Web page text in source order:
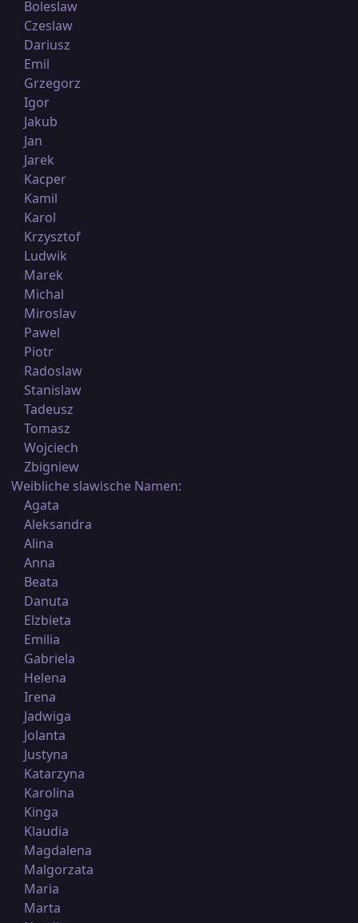
Boleslaw
Czeslaw
Dariusz
Emil
Grzegorz
Igor
Jakub
Jan
Jarek
Kacper
Kamil
Karol
Krzysztof
Ludwik
Marek
Michal
Miroslav
Pawel
Piotr
Radoslaw
Stanislaw
Tadeusz
Tomasz
Wojciech
Zbigniew
Weibliche slawische Namen:
Agata
Aleksandra
Alina
Anna
Beata
Danuta
Elzbieta
Emilia
Gabriela
Helena
Irena
Jadwiga
Jolanta
Justyna
Katarzyna
Karolina
Kinga
Klaudia
Magdalena
Malgorzata
Maria
Marta